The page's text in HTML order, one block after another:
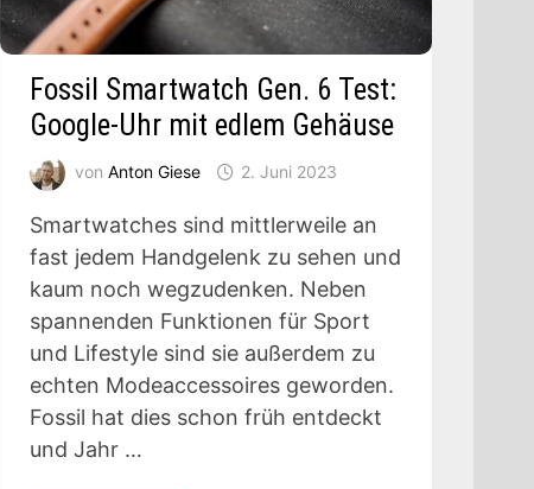
Fossil Smartwatch Gen. 6 Test:
Google-Uhr mit edlem Gehäuse
von Anton Giese 2. Juni 2023
Smartwatches sind mittlerweile an
fast jedem Handgelenk zu sehen und
kaum noch wegzudenken. Neben
spannenden Funktionen für Sport
und Lifestyle sind sie außerdem zu
echten Modeaccessoires geworden.
Fossil hat dies schon früh entdeckt
und Jahr …